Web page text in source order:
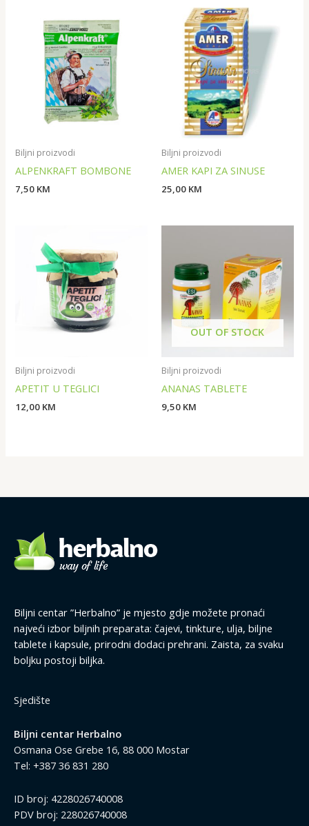
Biljni proizvodi
ALPENKRAFT BOMBONE
7,50 KM
Biljni proizvodi
AMER KAPI ZA SINUSE
25,00 KM
Biljni proizvodi
APETIT U TEGLICI
12,00 KM
OUT OF STOCK
Biljni proizvodi
ANANAS TABLETE
9,50 KM
Biljni centar ”Herbalno” je mjesto gdje možete pronaći
najveći izbor biljnih preparata: čajevi, tinkture, ulja, biljne
tablete i kapsule, prirodni dodaci prehrani. Zaista, za svaku
boljku postoji biljka.
Sjedište
Biljni centar Herbalno
Osmana Ose Grebe 16, 88 000 Mostar
Tel: +387 36 831 280
ID broj: 4228026740008
PDV broj: 228026740008